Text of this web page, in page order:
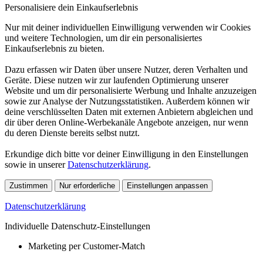
Personalisiere dein Einkaufserlebnis
Nur mit deiner individuellen Einwilligung verwenden wir Cookies
und weitere Technologien, um dir ein personalisiertes
Einkaufserlebnis zu bieten.
Dazu erfassen wir Daten über unsere Nutzer, deren Verhalten und
Geräte. Diese nutzen wir zur laufenden Optimierung unserer
Website und um dir personalisierte Werbung und Inhalte anzuzeigen
sowie zur Analyse der Nutzungsstatistiken. Außerdem können wir
deine verschlüsselten Daten mit externen Anbietern abgleichen und
dir über deren Online-Werbekanäle Angebote anzeigen, nur wenn
du deren Dienste bereits selbst nutzt.
Erkundige dich bitte vor deiner Einwilligung in den Einstellungen
sowie in unsererDatenschutzerklärung.
Zustimmen Nur erforderliche Einstellungen anpassen
Datenschutzerklärung
Individuelle Datenschutz-Einstellungen
Marketing per Customer-Match